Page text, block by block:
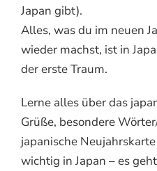
Japan gibt).
Alles, was du im neuen
wieder machst, ist in
der erste Traum.
Lerne alles über das
Grüße, besondere
japanische
wichtig in Japan – es